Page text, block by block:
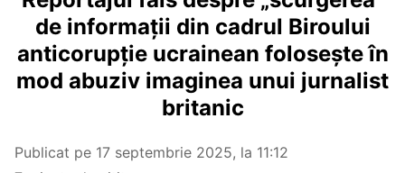
de informații din cadrul Biroului
anticorupție ucrainean folosește în
mod abuziv imaginea unui jurnalist
britanic
Publicat pe 17 septembrie 2025, la 11:12